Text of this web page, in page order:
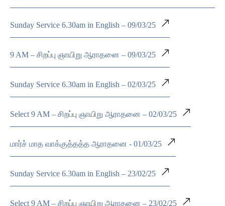
Sunday Service 6.30am in English – 09/03/25
9 AM – சிறப்பு ஞாயிறு ஆராதனை – 09/03/25
Sunday Service 6.30am in English – 02/03/25
Select 9 AM – சிறப்பு ஞாயிறு ஆராதனை – 02/03/25
மார்ச் மாத வாக்குத்தத்த ஆராதனை - 01/03/25
Sunday Service 6.30am in English – 23/02/25
Select 9 AM – சிறப்பு ஞாயிறு ஆராதனை – 23/02/25